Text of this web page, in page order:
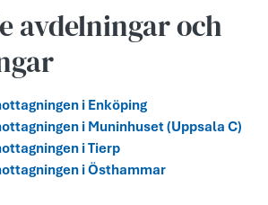
avdelningar och
i Enköping
i Muninhuset (Uppsala C)
i Tierp
i Östhammar